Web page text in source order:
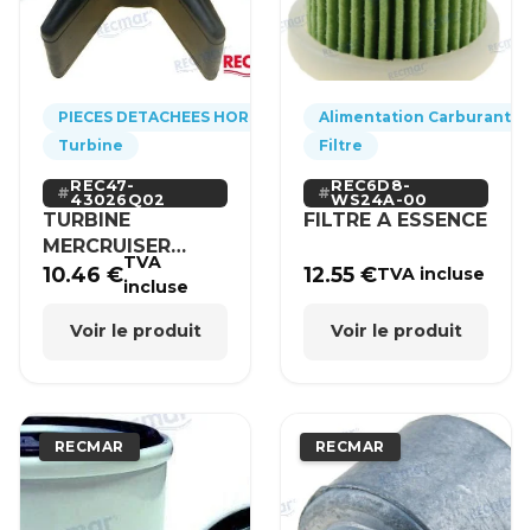
PIECES DETACHEES HORS-BORD
Turbine
REC47-
43026Q02
TURBINE
MERCRUISER
MERCURY BRP
10.46€TVA
incluse
Voir le produit
Alimentation Carburant
Filtre
REC6D8-
WS24A-00
FILTRE A ESSENCE
12.55€TVA incluse
Voir le produit
RECMAR RECMAR